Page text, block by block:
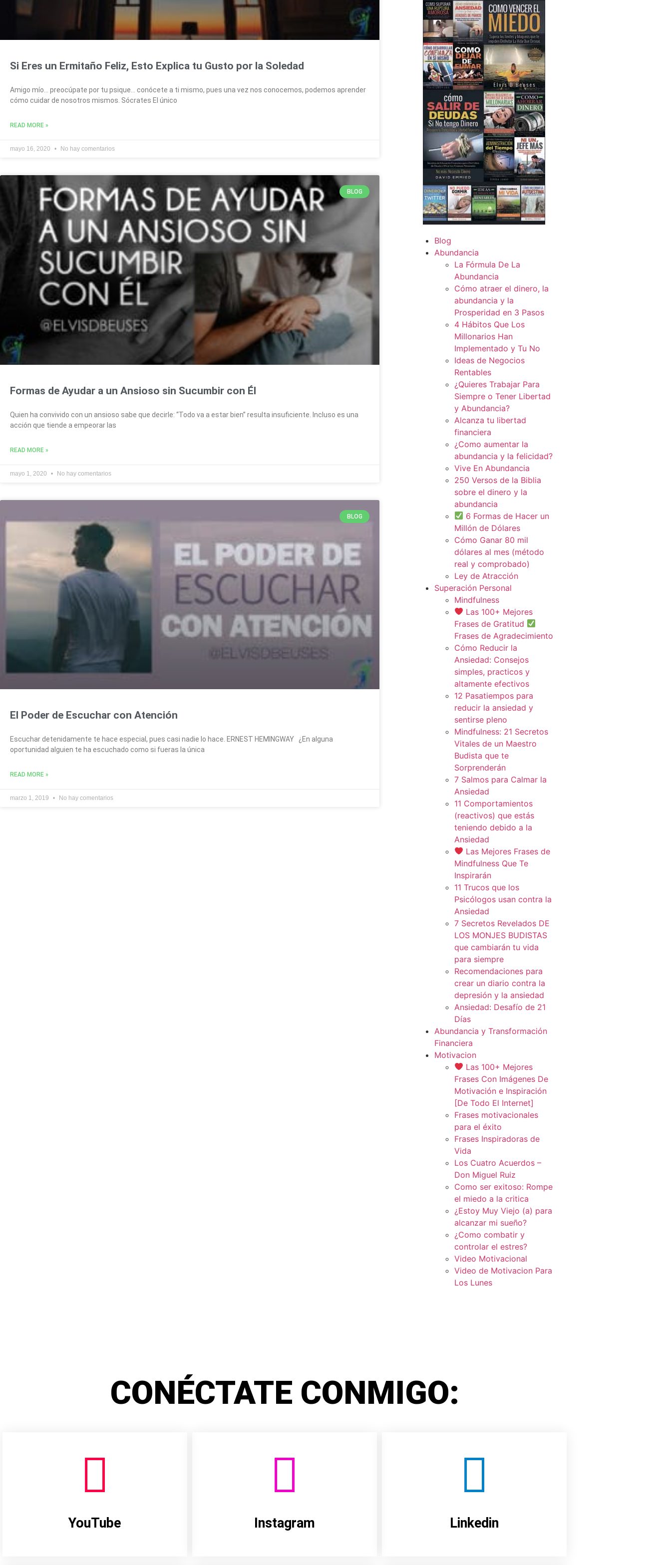
Si Eres un Ermitaño Feliz, Esto Explica tu Gusto por la Soledad
Amigo mío… preocúpate por tu psique… conócete a ti mismo, pues una vez nos conocemos, podemos aprender
cómo cuidar de nosotros mismos. Sócrates El único
READ MORE »
mayo 16, 2020 No hay comentarios
BLOG
Formas de Ayudar a un Ansioso sin Sucumbir con Él
Quien ha convivido con un ansioso sabe que decirle: “Todo va a estar bien” resulta insuficiente. Incluso es una
acción que tiende a empeorar las
READ MORE »
mayo 1, 2020 No hay comentarios
BLOG
El Poder de Escuchar con Atención
Escuchar detenidamente te hace especial, pues casi nadie lo hace. ERNEST HEMINGWAY ¿En alguna
oportunidad alguien te ha escuchado como si fueras la única
READ MORE »
marzo 1, 2019 No hay comentarios
Blog
Abundancia
La Fórmula De La
Abundancia
Cómo atraer el dinero, la
abundancia y la
Prosperidad en 3 Pasos
4 Hábitos Que Los
Millonarios Han
Implementado y Tu No
Ideas de Negocios
Rentables
¿Quieres Trabajar Para
Siempre o Tener Libertad
y Abundancia?
Alcanza tu libertad
financiera
¿Como aumentar la
abundancia y la felicidad?
Vive En Abundancia
250 Versos de la Biblia
sobre el dinero y la
abundancia
6 Formas de Hacer un
Millón de Dólares
Cómo Ganar 80 mil
dólares al mes (método
real y comprobado)
Ley de Atracción
Superación Personal
Mindfulness
Las 100+ Mejores
Frases de Gratitud
Frases de Agradecimiento
Cómo Reducir la
Ansiedad: Consejos
simples, practicos y
altamente efectivos
12 Pasatiempos para
reducir la ansiedad y
sentirse pleno
Mindfulness: 21 Secretos
Vitales de un Maestro
Budista que te
Sorprenderán
7 Salmos para Calmar la
Ansiedad
11 Comportamientos
(reactivos) que estás
teniendo debido a la
Ansiedad
Las Mejores Frases de
Mindfulness Que Te
Inspirarán
11 Trucos que los
Psicólogos usan contra la
Ansiedad
7 Secretos Revelados DE
LOS MONJES BUDISTAS
que cambiarán tu vida
para siempre
Recomendaciones para
crear un diario contra la
depresión y la ansiedad
Ansiedad: Desafío de 21
Días
Abundancia y Transformación
Financiera
Motivacion
Las 100+ Mejores
Frases Con Imágenes De
Motivación e Inspiración
[De Todo El Internet]
Frases motivacionales
para el éxito
Frases Inspiradoras de
Vida
Los Cuatro Acuerdos –
Don Miguel Ruiz
Como ser exitoso: Rompe
el miedo a la critica
¿Estoy Muy Viejo (a) para
alcanzar mi sueño?
¿Como combatir y
controlar el estres?
Video Motivacional
Video de Motivacion Para
Los Lunes
CONÉCTATE CONMIGO:
YouTube Instagram Linkedin